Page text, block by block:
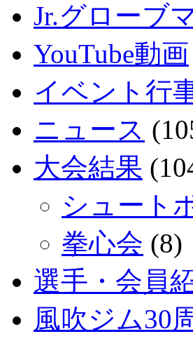
Jr.グローブ
YouTube動画
イベント行
ニュース
大会結果
シュート
拳心会 (8)
選手・会員
風吹ジム30